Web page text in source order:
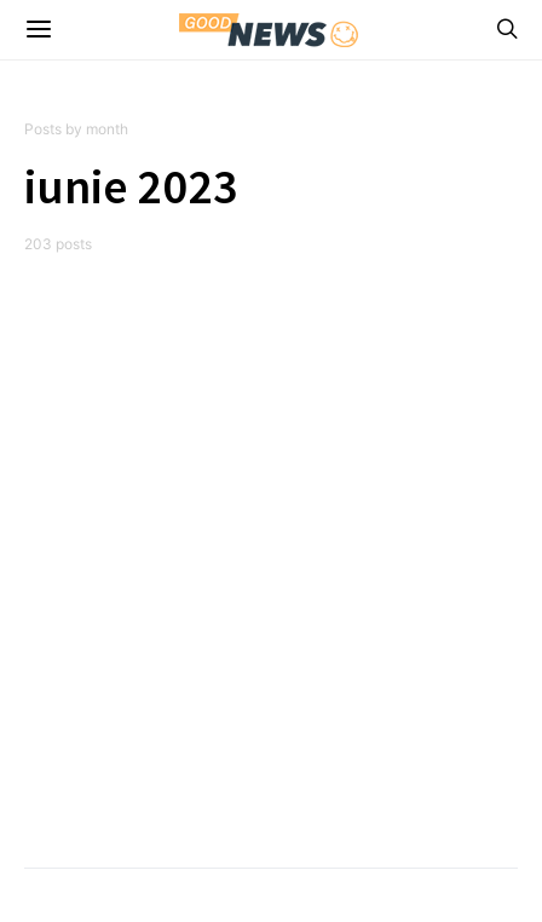
Posts by month
iunie 2023
203 posts